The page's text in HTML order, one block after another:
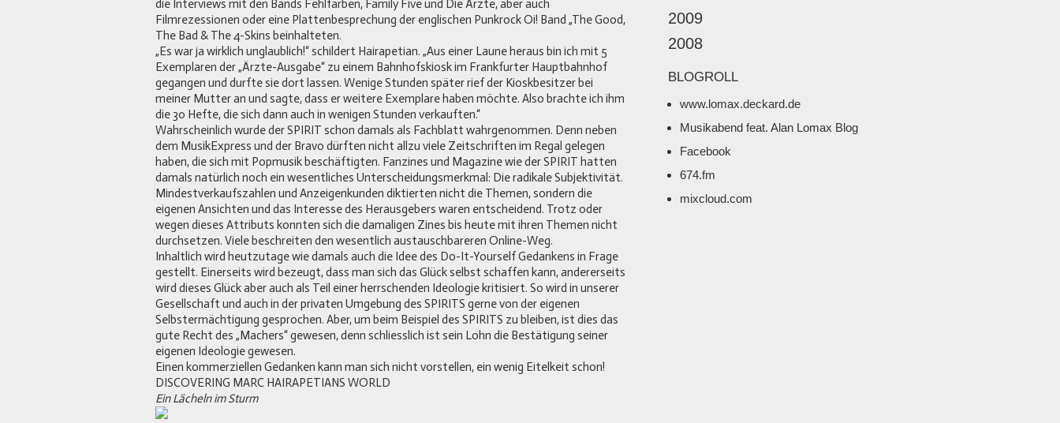
die Interviews mit den Bands Fehlfarben, Family Five und Die Ärzte, aber auch
Filmrezessionen oder eine Plattenbesprechung der englischen Punkrock Oi! Band „The Good,
The Bad & The 4-Skins beinhalteten.
„Es war ja wirklich unglaublich!“ schildert Hairapetian. „Aus einer Laune heraus bin ich mit 5
Exemplaren der „Ärzte-Ausgabe“ zu einem Bahnhofskiosk im Frankfurter Hauptbahnhof
gegangen und durfte sie dort lassen. Wenige Stunden später rief der Kioskbesitzer bei
meiner Mutter an und sagte, dass er weitere Exemplare haben möchte. Also brachte ich ihm
die 30 Hefte, die sich dann auch in wenigen Stunden verkauften.“
Wahrscheinlich wurde der SPIRIT schon damals als Fachblatt wahrgenommen. Denn neben
dem MusikExpress und der Bravo dürften nicht allzu viele Zeitschriften im Regal gelegen
haben, die sich mit Popmusik beschäftigten. Fanzines und Magazine wie der SPIRIT hatten
damals natürlich noch ein wesentliches Unterscheidungsmerkmal: Die radikale Subjektivität.
Mindestverkaufszahlen und Anzeigenkunden diktierten nicht die Themen, sondern die
eigenen Ansichten und das Interesse des Herausgebers waren entscheidend. Trotz oder
wegen dieses Attributs konnten sich die damaligen Zines bis heute mit ihren Themen nicht
durchsetzen. Viele beschreiten den wesentlich austauschbareren Online-Weg.
Inhaltlich wird heutzutage wie damals auch die Idee des Do-It-Yourself Gedankens in Frage
gestellt. Einerseits wird bezeugt, dass man sich das Glück selbst schaffen kann, andererseits
wird dieses Glück aber auch als Teil einer herrschenden Ideologie kritisiert. So wird in unserer
Gesellschaft und auch in der privaten Umgebung des SPIRITS gerne von der eigenen
Selbstermächtigung gesprochen. Aber, um beim Beispiel des SPIRITS zu bleiben, ist dies das
gute Recht des „Machers“ gewesen, denn schliesslich ist sein Lohn die Bestätigung seiner
eigenen Ideologie gewesen.
Einen kommerziellen Gedanken kann man sich nicht vorstellen, ein wenig Eitelkeit schon!
DISCOVERING MARC HAIRAPETIANS WORLD
Ein Lächeln im Sturm
2009
2008
BLOGROLL
www.lomax.deckard.de
Musikabend feat. Alan Lomax Blog
Facebook
674.fm
mixcloud.com